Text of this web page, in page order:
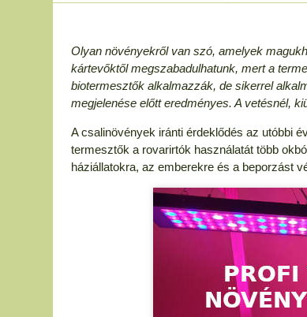
Olyan növényekről van szó, amelyek
kártevőktől megszabadulhatunk, mert a
biotermesztők alkalmazzák, de sikerrel
megjelenése előtt eredményes. A vetésnél,
A csalinövények iránti érdeklődés az utóbbi
termesztők a rovarirtók használatát több
háziállatokra, az emberekre és a beporzást